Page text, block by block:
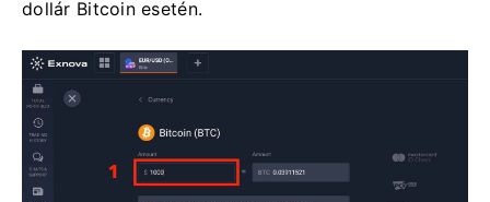
dollár Bitcoin esetén.